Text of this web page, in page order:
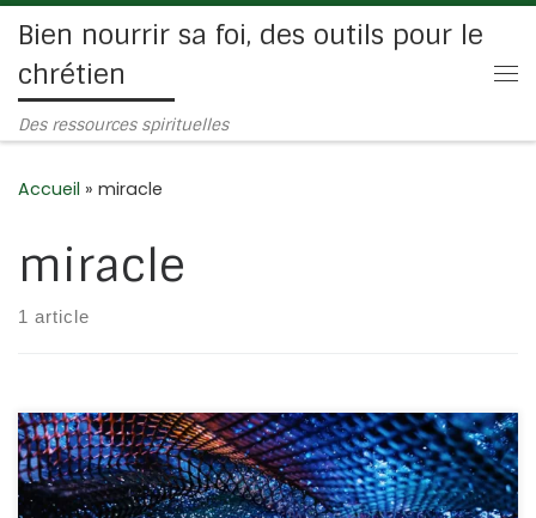
Passer au contenu
Bien nourrir sa foi, des outils pour le
chrétien
Des ressources spirituelles
Accueil » miracle
miracle
1 article